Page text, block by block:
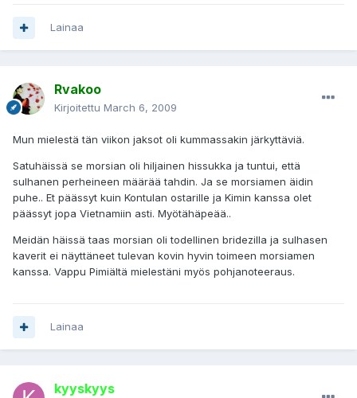
Lainaa
Rvakoo
Kirjoitettu March 6, 2009
Mun mielestä tän viikon jaksot oli kummassakin järkyttäviä.
Satuhäissä se morsian oli hiljainen hissukka ja tuntui, että
sulhanen perheineen määrää tahdin. Ja se morsiamen äidin
puhe.. Et päässyt kuin Kontulan ostarille ja Kimin kanssa olet
päässyt jopa Vietnamiin asti. Myötähäpeää..
Meidän häissä taas morsian oli todellinen bridezilla ja sulhasen
kaverit ei näyttäneet tulevan kovin hyvin toimeen morsiamen
kanssa. Vappu Pimiältä mielestäni myös pohjanoteeraus.
Lainaa
kyyskyys